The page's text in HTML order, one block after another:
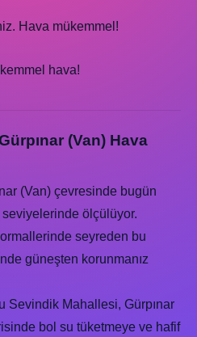
Hava mükemmel!
hava!
(Van) Hava
(Van) çevresinde bugün
seviyelerinde ölçülüyor.
seyreden bu
güneşten korunmanız
Sevindik Mahallesi, Gürpınar
bol su tüketmeye ve hafif